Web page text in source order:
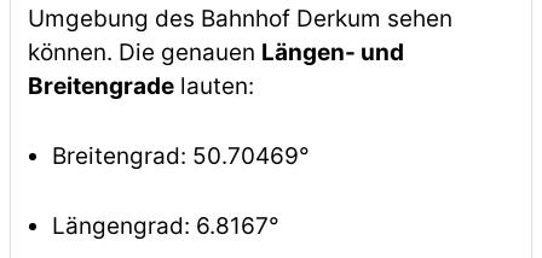
Umgebung des Bahnhof Derkum sehen
können. Die genauen Längen- und
Breitengradelauten:
Breitengrad: 50.70469°
Längengrad: 6.8167°